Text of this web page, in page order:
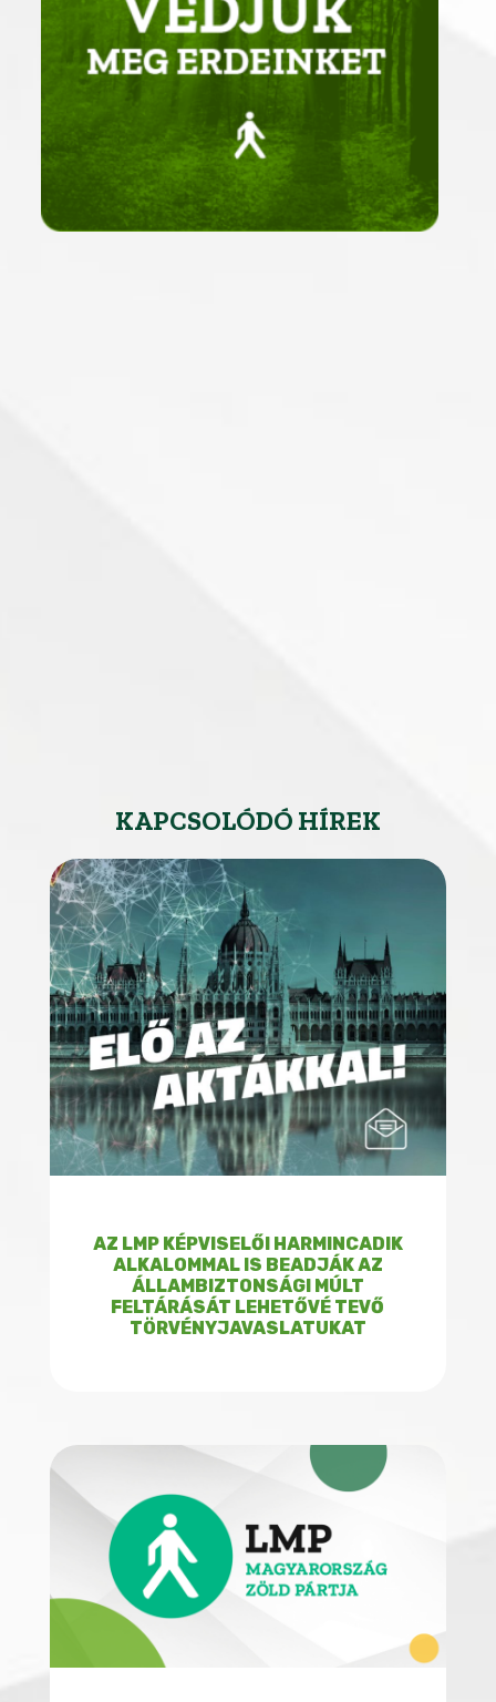
KAPCSOLÓDÓ HÍREK
AZ LMP KÉPVISELŐI HARMINCADIK
ALKALOMMAL IS BEADJÁK AZ
ÁLLAMBIZTONSÁGI MÚLT
FELTÁRÁSÁT LEHETŐVÉ TEVŐ
TÖRVÉNYJAVASLATUKAT